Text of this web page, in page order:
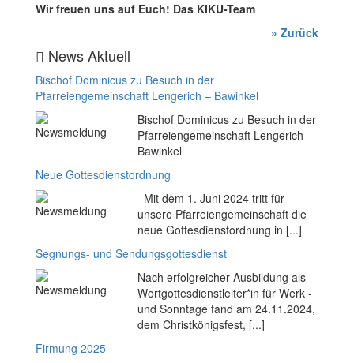
Wir freuen uns auf Euch! Das KIKU-Team
» Zurück
News Aktuell
Bischof Dominicus zu Besuch in der
Pfarreiengemeinschaft Lengerich – Bawinkel
Bischof Dominicus zu Besuch in der
Pfarreiengemeinschaft Lengerich –
Bawinkel
Neue Gottesdienstordnung
Mit dem 1. Juni 2024 tritt für
unsere Pfarreiengemeinschaft die
neue Gottesdienstordnung in [...]
Segnungs- und Sendungsgottesdienst
Nach erfolgreicher Ausbildung als
Wortgottesdienstleiter*in für Werk -
und Sonntage fand am 24.11.2024,
dem Christkönigsfest, [...]
Firmung 2025